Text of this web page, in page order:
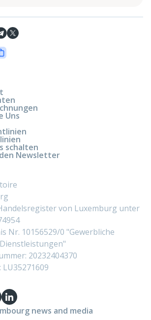
Uns
schalten
Newsletter
von Luxemburg unter
Nr. 10156529/0 "Gewerbliche
20232404370
news and media